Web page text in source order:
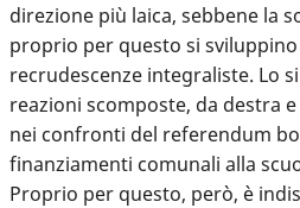
direzione più laica, sebbene la
proprio per questo si
recrudescenze integraliste. Lo
reazioni scomposte, da destra
nei confronti del referendum
finanziamenti comunali alla
Proprio per questo, però, è